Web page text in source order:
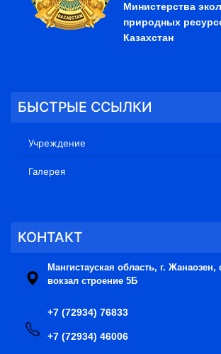
Министерства
природных
Казахстан
БЫСТРЫЕ ССЫЛКИ
Учреждение
Галерея
КОНТАКТ
Мангистауская область, г. Жанаозен,
вокзал строение 5Б
+7 (72934) 76833
+7 (72934) 46006